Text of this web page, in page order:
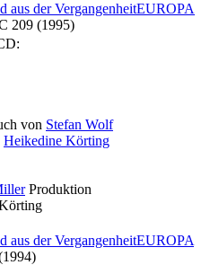
aus der VergangenheitEUROPA
209 (1995)
von Stefan Wolf
Heikedine Körting
Produktion
aus der VergangenheitEUROPA